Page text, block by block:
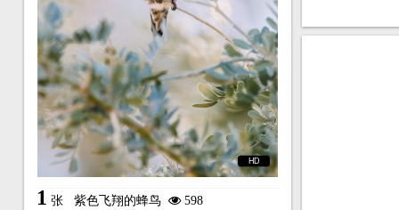
HD
1 张 紫色飞翔的蜂鸟 598